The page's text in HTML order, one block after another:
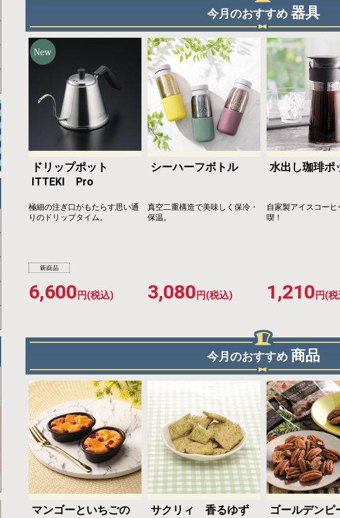
今月のおすすめ 器具
ドリップポット
ITTEKI Pro
極細の注ぎ口がもたらす思い通
りのドリップタイム。
6,600 円(税込)
シーハーフボトル
真空二重構造で美味しく保冷・
保温。
3,080 円(税込)
水出し珈琲ポ
自家製アイスコーヒ
喫！
1,210 円(
今月のおすすめ 商品
マンゴーといちごの
サクリィ 香るゆず
ゴールデンピ